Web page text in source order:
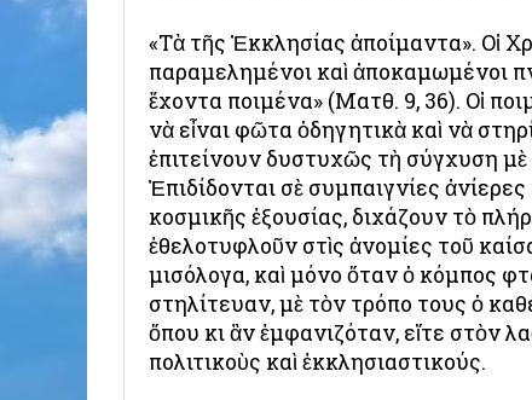
«Τὰ τῆς Ἐκκλησίας ἀποίμαντα». Οἱ
παραμελημένοι καὶ ἀποκαμωμένοι
ἔχοντα ποιμένα» (Ματθ. 9, 36). Οἱ
νὰ εἶναι φῶτα ὁδηγητικὰ καὶ νὰ
ἐπιτείνουν δυστυχῶς τὴ σύγχυση
Ἐπιδίδονται σὲ συμπαιγνίες
κοσμικῆς ἐξουσίας, διχάζουν τὸ
ἐθελοτυφλοῦν στὶς ἀνομίες τοῦ
μισόλογα, καὶ μόνο ὅταν ὁ κόμπος
στηλίτευαν, μὲ τὸν τρόπο τους ὁ
ὅπου κι ἂν ἐμφανιζόταν, εἴτε στὸν
πολιτικοὺς καὶ ἐκκλησιαστικούς.